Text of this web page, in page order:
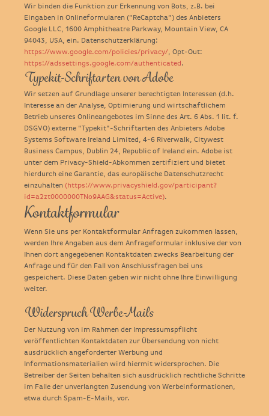
Wir binden die Funktion zur Erkennung von Bots, z.B. bei
Eingaben in Onlineformularen ("ReCaptcha") des Anbieters
Google LLC, 1600 Amphitheatre Parkway, Mountain View, CA
94043, USA, ein. Datenschutzerklärung:
https://www.google.com/policies/privacy/, Opt-Out:
https://adssettings.google.com/authenticated .
Typekit-Schriftarten von Adobe
Wir setzen auf Grundlage unserer berechtigten Interessen (d.h.
Interesse an der Analyse, Optimierung und wirtschaftlichem
Betrieb unseres Onlineangebotes im Sinne des Art. 6 Abs. 1 lit. f.
DSGVO) externe "Typekit"-Schriftarten des Anbieters Adobe
Systems Software Ireland Limited, 4-6 Riverwalk, Citywest
Business Campus, Dublin 24, Republic of Ireland ein. Adobe ist
unter dem Privacy-Shield-Abkommen zertifiziert und bietet
hierdurch eine Garantie, das europäische Datenschutzrecht
einzuhalten (https://www.privacyshield.gov/participant?
id=a2zt0000000TNo9AAG&status=Active).
Kontaktformular
Wenn Sie uns per Kontaktformular Anfragen zukommen lassen,
werden Ihre Angaben aus dem Anfrageformular inklusive der von
Ihnen dort angegebenen Kontaktdaten zwecks Bearbeitung der
Anfrage und für den Fall von Anschlussfragen bei uns
gespeichert. Diese Daten geben wir nicht ohne Ihre Einwilligung
weiter.
Widerspruch Werbe-Mails
Der Nutzung von im Rahmen der Impressumspflicht
veröffentlichten Kontaktdaten zur Übersendung von nicht
ausdrücklich angeforderter Werbung und
Informationsmaterialien wird hiermit widersprochen. Die
Betreiber der Seiten behalten sich ausdrücklich rechtliche Schritte
im Falle der unverlangten Zusendung von Werbeinformationen,
etwa durch Spam-E-Mails, vor.